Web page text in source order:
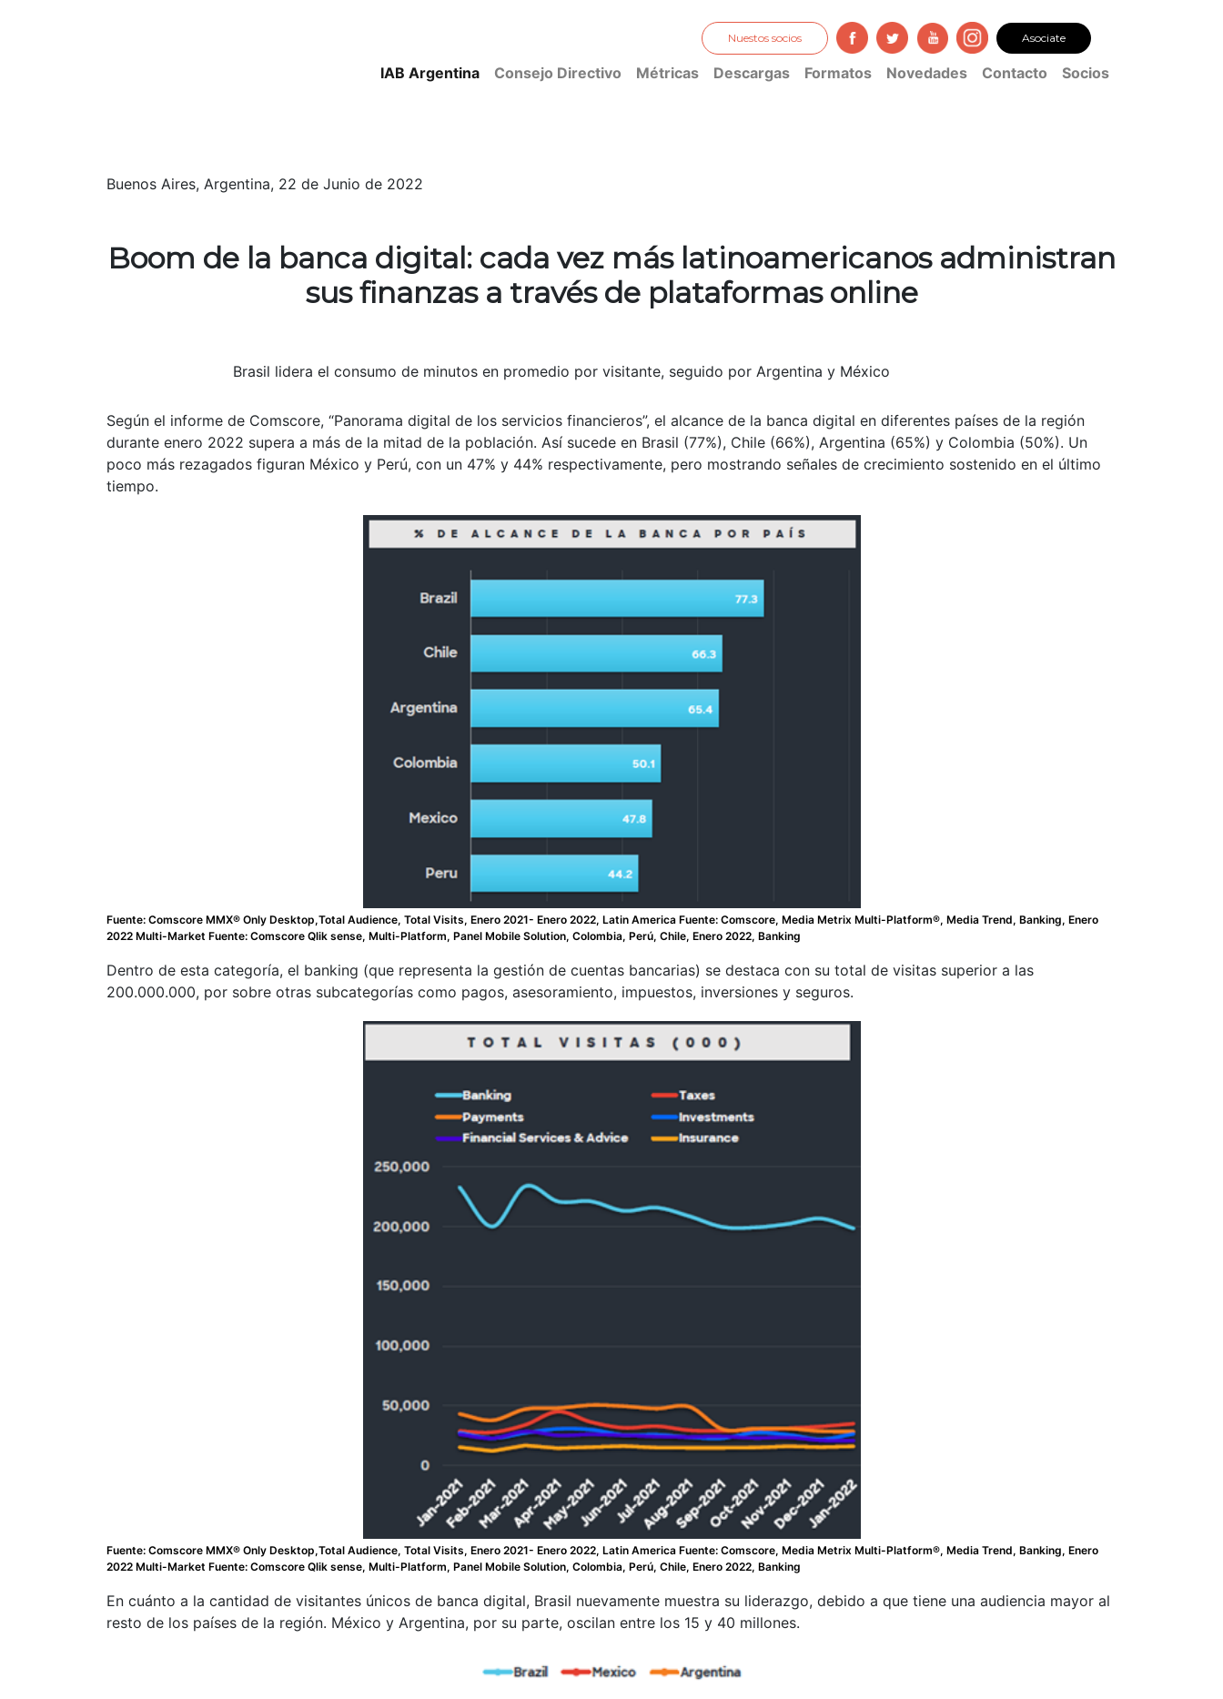
Nuestos socios Asociate
IAB Argentina Consejo Directivo Métricas Descargas Formatos Novedades Contacto Socios
Buenos Aires, Argentina, 22 de Junio de 2022
Boom de la banca digital: cada vez más latinoamericanos administran
sus finanzas a través de plataformas online
Brasil lidera el consumo de minutos en promedio por visitante, seguido por Argentina y México
Según el informe de Comscore, “Panorama digital de los servicios financieros”, el alcance de la banca digital en diferentes países de la región
durante enero 2022 supera a más de la mitad de la población. Así sucede en Brasil (77%), Chile (66%), Argentina (65%) y Colombia (50%). Un
poco más rezagados figuran México y Perú, con un 47% y 44% respectivamente, pero mostrando señales de crecimiento sostenido en el último
tiempo.
Fuente: Comscore MMX® Only Desktop,Total Audience, Total Visits, Enero 2021- Enero 2022, Latin America Fuente: Comscore, Media Metrix Multi-Platform®, Media Trend, Banking, Enero
2022 Multi-Market Fuente: Comscore Qlik sense, Multi-Platform, Panel Mobile Solution, Colombia, Perú, Chile, Enero 2022, Banking
Dentro de esta categoría, el banking (que representa la gestión de cuentas bancarias) se destaca con su total de visitas superior a las
200.000.000, por sobre otras subcategorías como pagos, asesoramiento, impuestos, inversiones y seguros.
Fuente: Comscore MMX® Only Desktop,Total Audience, Total Visits, Enero 2021- Enero 2022, Latin America Fuente: Comscore, Media Metrix Multi-Platform®, Media Trend, Banking, Enero
2022 Multi-Market Fuente: Comscore Qlik sense, Multi-Platform, Panel Mobile Solution, Colombia, Perú, Chile, Enero 2022, Banking
En cuánto a la cantidad de visitantes únicos de banca digital, Brasil nuevamente muestra su liderazgo, debido a que tiene una audiencia mayor al
resto de los países de la región. México y Argentina, por su parte, oscilan entre los 15 y 40 millones.